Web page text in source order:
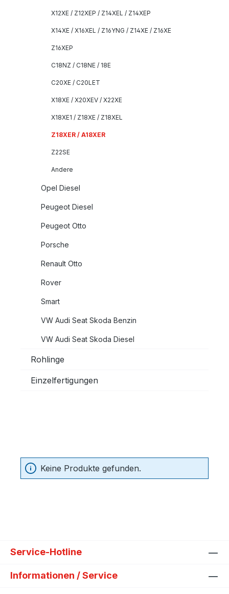
X12XE / Z12XEP / Z14XEL / Z14XEP
X14XE / X16XEL / Z16YNG / Z14XE / Z16XE
Z16XEP
C18NZ / C18NE / 18E
C20XE / C20LET
X18XE / X20XEV / X22XE
X18XE1 / Z18XE / Z18XEL
Z18XER / A18XER
Z22SE
Andere
Opel Diesel
Peugeot Diesel
Peugeot Otto
Porsche
Renault Otto
Rover
Smart
VW Audi Seat Skoda Benzin
VW Audi Seat Skoda Diesel
Rohlinge
Einzelfertigungen
Keine Produkte gefunden.
Service-Hotline
Informationen / Service